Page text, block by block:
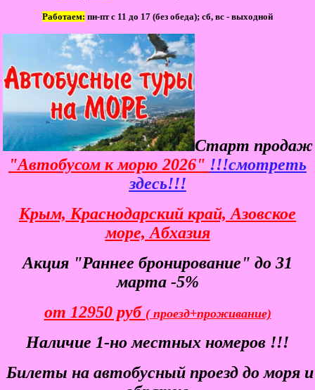
Работаем: пн-пт с 11 до 17 (без обеда); сб, вс - выходной
Старт продаж
"Автобусом к морю 2026" !!!смотреть
здесь!!!
Крым, Краснодарский край, Азовское
море, Абхазия
Акция "Раннее бронирование" до 31
марта -5%
от 12950 руб ( проезд+проживание)
Наличие 1-но местных номеров !!!
Билеты на автобусный проезд до моря и